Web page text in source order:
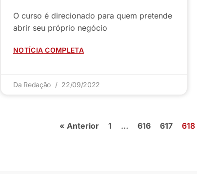
O curso é direcionado para quem pretende
abrir seu próprio negócio
NOTÍCIA COMPLETA
Da Redação 22/09/2022
« Anterior 1 … 616 617 618